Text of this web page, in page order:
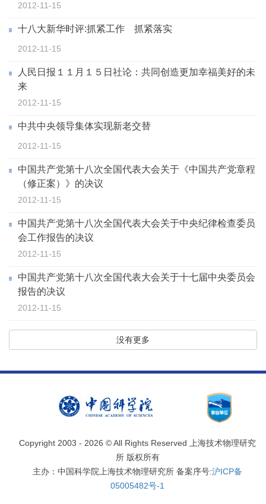
2012-11-15
十八大新华时评:抓紧工作 抓紧落实
2012-11-15
人民日报１１月１５日社论：共同创造更加幸福美好的未
来
2012-11-15
中共中央领导集体实现新老交替
2012-11-15
中国共产党第十八次全国代表大会关于《中国共产党章程
（修正案）》的决议
2012-11-15
中国共产党第十八次全国代表大会关于中央纪律检查委员
会工作报告的决议
2012-11-15
中国共产党第十八次全国代表大会关于十七届中央委员会
报告的决议
2012-11-15
没有更多
Copyright 2003 - 2026 © All Rights Reserved 上海技术物理研究
所 版权所有
主办：中国科学院上海技术物理研究所 备案序号:沪ICP备
05005482号-1